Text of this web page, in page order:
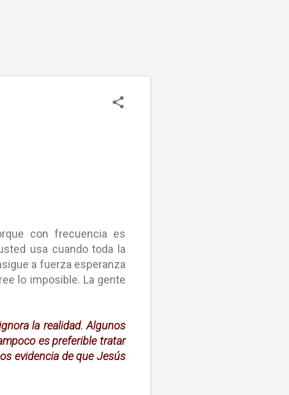
con frecuencia es
usa cuando toda la
a fuerza esperanza
lo imposible. La gente
la realidad. Algunos
es preferible tratar
evidencia de que Jesús